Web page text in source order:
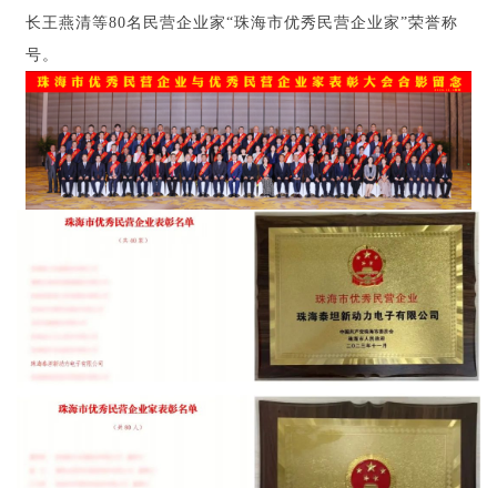
长 王燕清等80名民营企业家“珠海市优秀民营企业家”荣誉称
号。